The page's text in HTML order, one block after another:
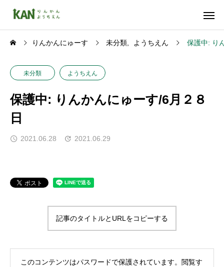
りんかんにゅーす 未分類 ようちえん 保護中: り
未分類 ようちえん
保護中: りんかんにゅーす/6月２８
日
2021.06.28 2021.06.29
記事のタイトルとURLをコピーする
このコンテンツはパスワードで保護されています。閲覧す